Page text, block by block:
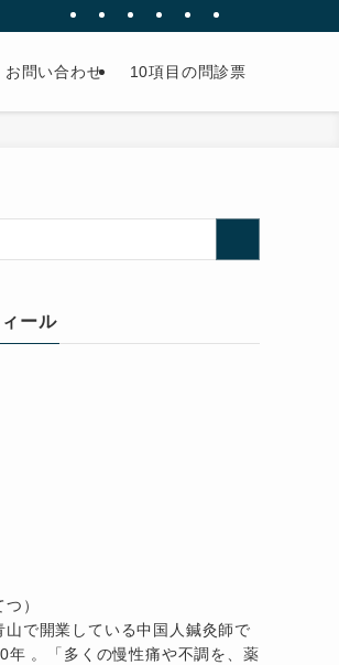
問い合わせ 10項目の問診票
ール
）
山で開業している中国人鍼灸師で
年 。「多くの慢性痛や不調を、薬